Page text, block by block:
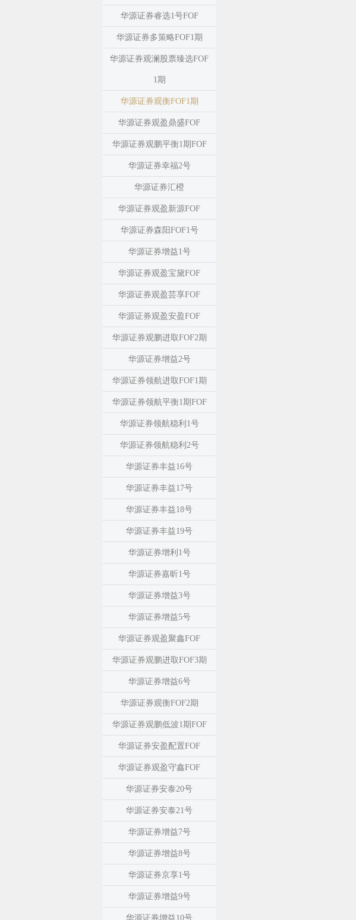
华源证券睿选1号FOF
华源证券多策略FOF1期
华源证券观澜股票臻选FOF
1期
华源证券观衡FOF1期
华源证券观盈鼎盛FOF
华源证券观鹏平衡1期FOF
华源证券幸福2号
华源证券汇橙
华源证券观盈新源FOF
华源证券森阳FOF1号
华源证券增益1号
华源证券观盈宝黛FOF
华源证券观盈芸享FOF
华源证券观盈安盈FOF
华源证券观鹏进取FOF2期
华源证券增益2号
华源证券领航进取FOF1期
华源证券领航平衡1期FOF
华源证券领航稳利1号
华源证券领航稳利2号
华源证券丰益16号
华源证券丰益17号
华源证券丰益18号
华源证券丰益19号
华源证券增利1号
华源证券嘉昕1号
华源证券增益3号
华源证券增益5号
华源证券观盈聚鑫FOF
华源证券观鹏进取FOF3期
华源证券增益6号
华源证券观衡FOF2期
华源证券观鹏低波1期FOF
华源证券安盈配置FOF
华源证券观盈守鑫FOF
华源证券安泰20号
华源证券安泰21号
华源证券增益7号
华源证券增益8号
华源证券京享1号
华源证券增益9号
华源证券增益10号